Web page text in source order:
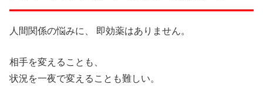
人間関係の悩みに、 即効薬はありません。
相手を変えることも、
状況を一夜で変えることも難しい。